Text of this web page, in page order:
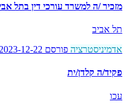
מזכיר /ה למשרד עורכי דין בתל
תל אביב
אדמיניסטרציה פורסם 2023-12-22 12:59:34
פקיד/ה קלדן/ית
עכו